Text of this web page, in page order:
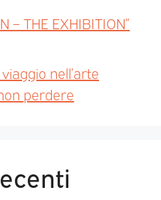
– THE EXHIBITION”
nell’arte
perdere